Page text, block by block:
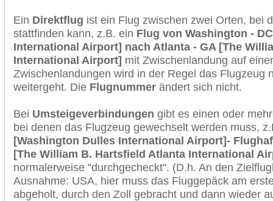
Ein Direktflug ist ein Flug zwischen zwei Orten, bei
stattfinden kann, z.B. ein Flug von Washington -
International Airport] nach Atlanta - GA [The
International Airport] mit Zwischenlandung auf
Zwischenlandungen wird in der Regel das Flugzeug
weitergeht. Die Flugnummer ändert sich nicht.
Bei Umsteigeverbindungen gibt es einen oder
bei denen das Flugzeug gewechselt werden muss,
[Washington Dulles International Airport]-
[The William B. Hartsfield Atlanta International
normalerweise "durchgecheckt". (D.h. An den
Ausnahme: USA, hier muss das Fluggepäck am
abgeholt, durch den Zoll gebracht und dann wieder